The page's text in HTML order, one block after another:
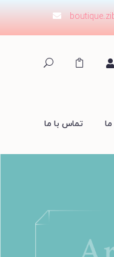
ما تماس با ما